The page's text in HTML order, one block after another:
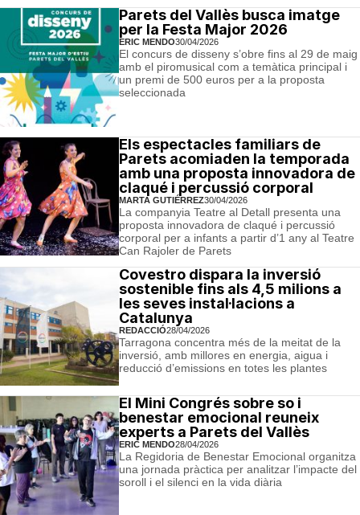
Parets del Vallès busca imatge
per la Festa Major 2026
ERIC MENDO30/04/2026
El concurs de disseny s’obre fins al 29 de maig
amb el piromusical com a temàtica principal i
un premi de 500 euros per a la proposta
seleccionada
Els espectacles familiars de
Parets acomiaden la temporada
amb una proposta innovadora de
claqué i percussió corporal
MARTA GUTIÉRREZ30/04/2026
La companyia Teatre al Detall presenta una
proposta innovadora de claqué i percussió
corporal per a infants a partir d’1 any al Teatre
Can Rajoler de Parets
Covestro dispara la inversió
sostenible fins als 4,5 milions a
les seves instal·lacions a
Catalunya
REDACCIÓ28/04/2026
Tarragona concentra més de la meitat de la
inversió, amb millores en energia, aigua i
reducció d’emissions en totes les plantes
El Mini Congrés sobre so i
benestar emocional reuneix
experts a Parets del Vallès
ERIC MENDO28/04/2026
La Regidoria de Benestar Emocional organitza
una jornada pràctica per analitzar l’impacte del
soroll i el silenci en la vida diària